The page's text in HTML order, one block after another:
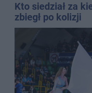
Kto siedział za
zbiegł po kolizji